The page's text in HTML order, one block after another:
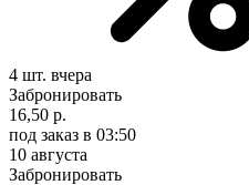
4 шт. вчера
Забронировать
16,50 р.
под заказ в 03:50
10 августа
Забронировать